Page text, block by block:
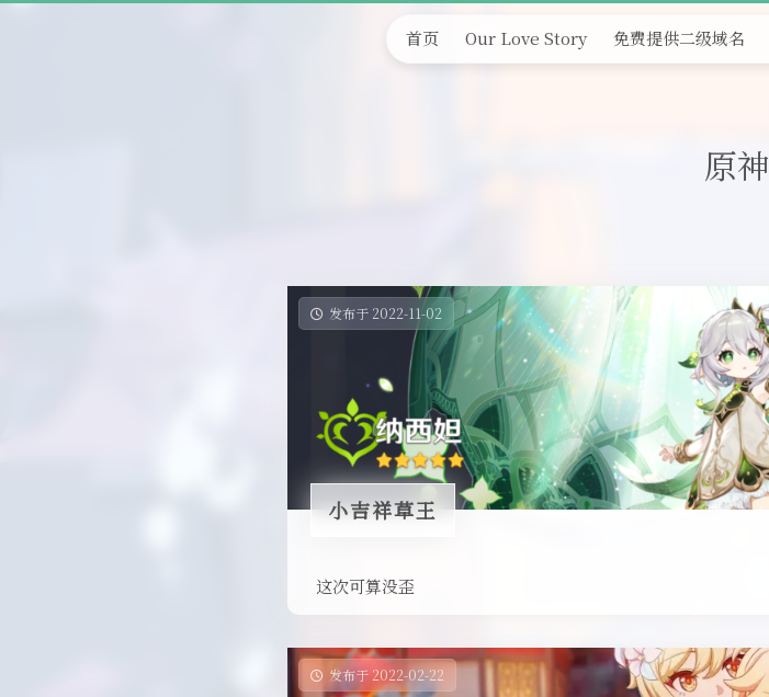
首页 Our Love Story 免费提供二级域名
原神
发布于 2022-11-02
小吉祥草王
这次可算没歪
发布于 2022-02-22